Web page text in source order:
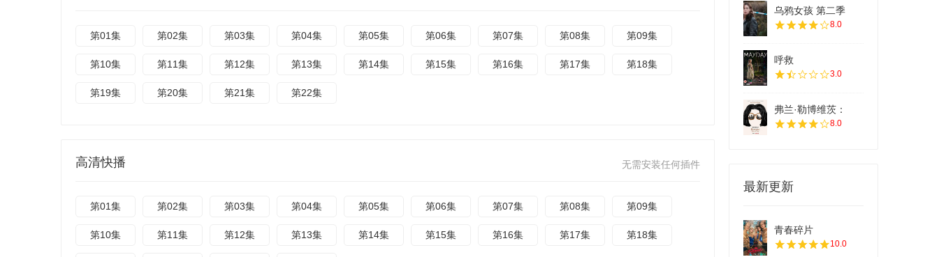
第01集 第02集 第03集 第04集 第05集 第06集 第07集 第08集 第09集
第10集 第11集 第12集 第13集 第14集 第15集 第16集 第17集 第18集
第19集 第20集 第21集 第22集
无需安装任何插件
高清快播
第01集 第02集 第03集 第04集 第05集 第06集 第07集 第08集 第09集
第10集 第11集 第12集 第13集 第14集 第15集 第16集 第17集 第18集
乌鸦女孩 第二季
8.0
呼救
3.0
弗兰·勒博维茨：
8.0
最新更新
青春碎片
10.0